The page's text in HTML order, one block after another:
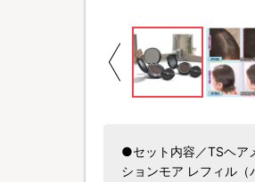
●セット内容／TSヘア
ションモア レフィル（